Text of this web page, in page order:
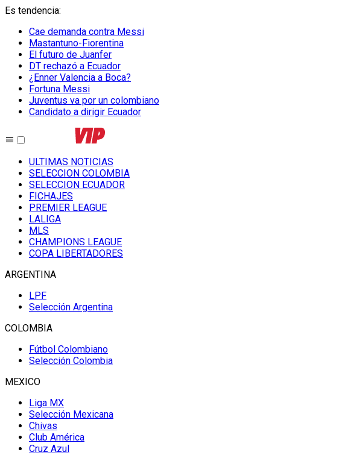
Es tendencia:
Cae demanda contra Messi
Mastantuno-Fiorentina
El futuro de Juanfer
DT rechazó a Ecuador
¿Enner Valencia a Boca?
Fortuna Messi
Juventus va por un colombiano
Candidato a dirigir Ecuador
ULTIMAS NOTICIAS
SELECCION COLOMBIA
SELECCION ECUADOR
FICHAJES
PREMIER LEAGUE
LALIGA
MLS
CHAMPIONS LEAGUE
COPA LIBERTADORES
ARGENTINA
LPF
Selección Argentina
COLOMBIA
Fútbol Colombiano
Selección Colombia
MEXICO
Liga MX
Selección Mexicana
Chivas
Club América
Cruz Azul